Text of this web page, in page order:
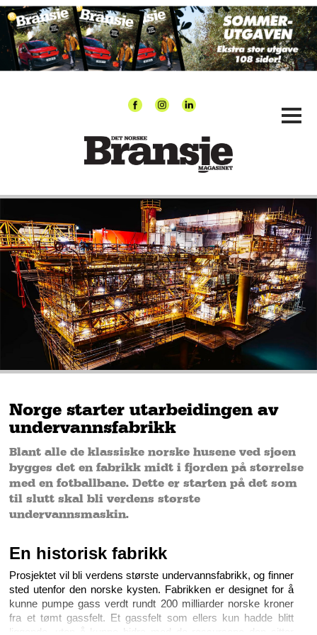
Norge starter utarbeidingen av
undervannsfabrikk
Blant alle de klassiske norske husene ved sjøen
bygges det en fabrikk midt i fjorden på størrelse
med en fotballbane. Dette er starten på det som
til slutt skal bli verdens største
undervannsmaskin.
En historisk fabrikk
Prosjektet vil bli verdens største undervannsfabrikk, og finner
sted utenfor den norske kysten. Fabrikken er designet for å
kunne pumpe gass verdt rundt 200 milliarder norske kroner
fra et tømt gassfelt. Et gassfelt som ellers kun hadde blitt
liggende, uten å kunne bidra med de ressursene den sitter